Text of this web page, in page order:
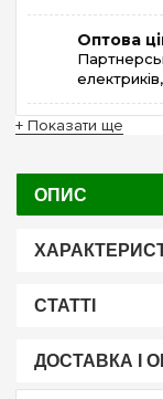
Оптова
+ Показати ще
ОПИС
СТАТТІ
ДОСТАВКА І